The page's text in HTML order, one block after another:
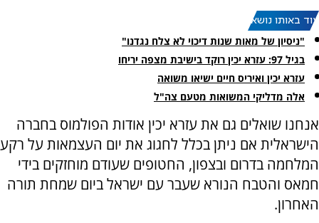
עוד באותו נושא:
"ניסיון של מאות שנות דיכוי לא צלח נגדנו"
בגיל 97: עזרא יכין רוקד בישיבת מצפה יריחו
עזרא יכין ואיריס חיים ישיאו משואה
אלה מדליקי המשואות מטעם צה"ל
אנחנו שואלים גם את עזרא יכין אודות הפולמוס בחברה
הישראלית אם ניתן בכלל לחגוג את יום העצמאות על רקע
המלחמה בדרום ובצפון, החטופים שעודם מוחזקים בידי
חמאס והטבח הנורא שעבר עם ישראל ביום שמחת תורה
האחרון.